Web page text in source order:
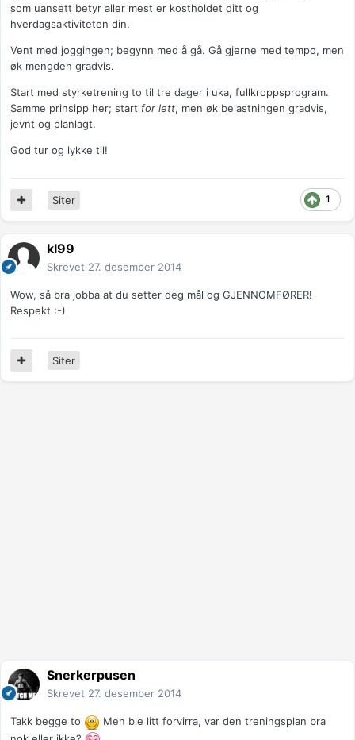
som uansett betyr aller mest er kostholdet ditt og
hverdagsaktiviteten din.
Vent med joggingen; begynn med å gå. Gå gjerne med tempo, men
øk mengden gradvis.
Start med styrketrening to til tre dager i uka, fullkroppsprogram.
Samme prinsipp her; start for lett, men øk belastningen gradvis,
jevnt og planlagt.
God tur og lykke til!
1
Siter
kl99
Skrevet 27. desember 2014
Wow, så bra jobba at du setter deg mål og GJENNOMFØRER!
Respekt :-)
Siter
Snerkerpusen
Skrevet 27. desember 2014
Takk begge to
Men ble litt forvirra, var den treningsplan bra